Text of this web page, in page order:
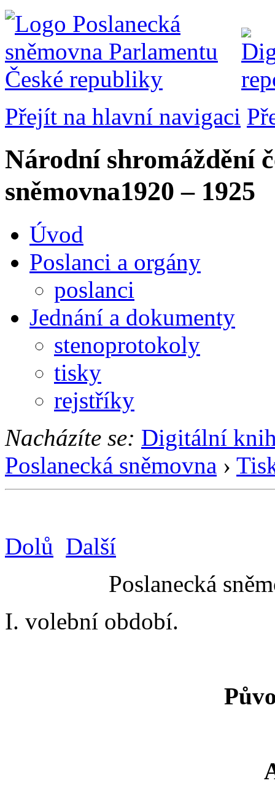
Přejít na hlavní navigaci
Národní shromáždění
sněmovna1920 – 1925
Úvod
Poslanci a orgány
poslanci
Jednání a dokumenty
stenoprotokoly
tisky
rejstříky
Nacházíte se: Digitální
Poslanecká sněmovna ›
Dolů Další
Poslanecká
I. volební období.